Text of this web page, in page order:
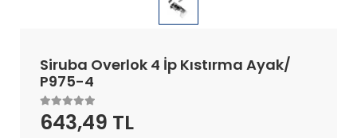
Siruba Overlok 4 İp Kıstırma Ayak/
P975-4
643,49 TL